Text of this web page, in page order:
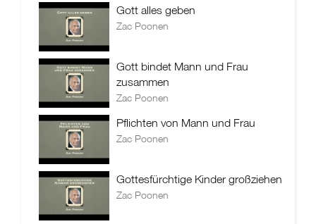
Gott alles geben
Zac Poonen
Gott bindet Mann und Frau
zusammen
Zac Poonen
Pflichten von Mann und Frau
Zac Poonen
Gottesfürchtige Kinder großziehen
Zac Poonen